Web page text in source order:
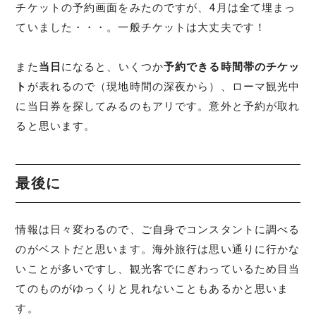
チケットの予約画面をみたのですが、4月は全て埋まっ
ていました・・・。一般チケットは大丈夫です！
また 当日 になると、いくつか予約できる時間帯のチケッ
ト が表れるので（現地時間の深夜から）、ローマ観光中
に当日券を探してみるのもアリです。意外と予約が取れ
ると思います。
最後に
情報は日々変わるので、ご自身でコンスタントに調べる
のがベストだと思います。海外旅行は思い通りに行かな
いことが多いですし、観光客でにぎわっているため目当
てのものがゆっくりと見れないこともあるかと思いま
す。